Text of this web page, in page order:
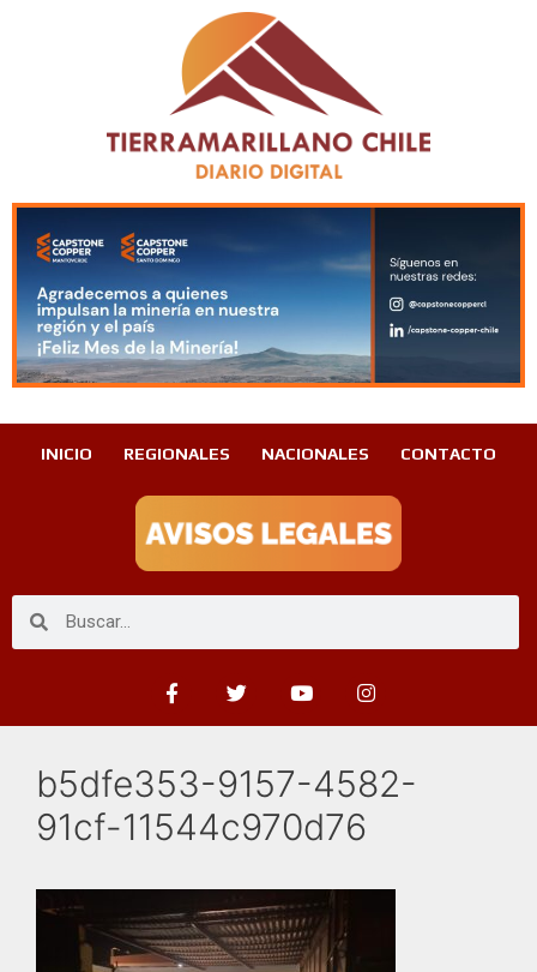
INICIO REGIONALES NACIONALES CONTACTO
b5dfe353-9157-4582-
91cf-11544c970d76